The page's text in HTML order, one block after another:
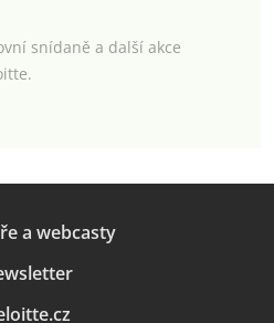
snídaně a další akce
a webcasty